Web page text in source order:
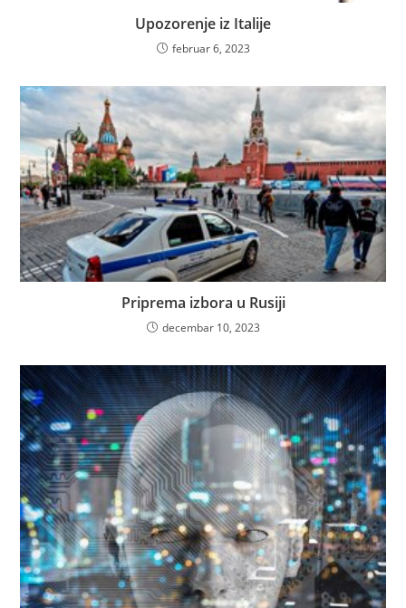
Upozorenje iz Italije
februar 6, 2023
Priprema izbora u Rusiji
decembar 10, 2023